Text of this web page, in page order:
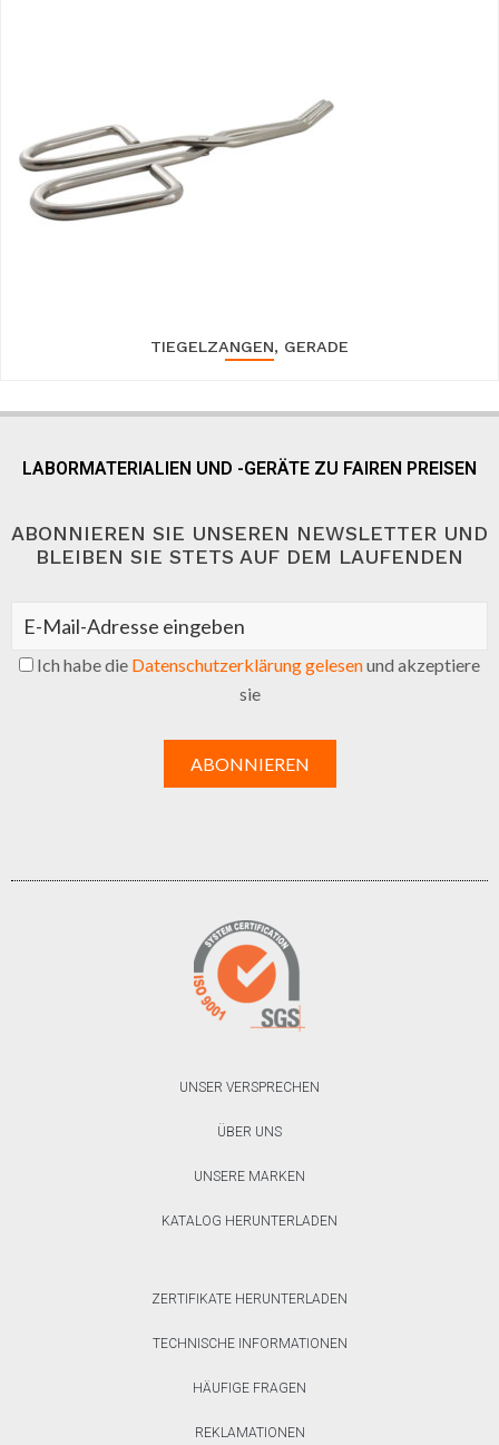
TIEGELZANGEN, GERADE
LABORMATERIALIEN UND -GERÄTE ZU FAIREN PREISEN
ABONNIEREN SIE UNSEREN NEWSLETTER UND
BLEIBEN SIE STETS AUF DEM LAUFENDEN
Ich habe die Datenschutzerklärung gelesenund akzeptiere
sie
UNSER VERSPRECHEN
ÜBER UNS
UNSERE MARKEN
KATALOG HERUNTERLADEN
ZERTIFIKATE HERUNTERLADEN
TECHNISCHE INFORMATIONEN
HÄUFIGE FRAGEN
REKLAMATIONEN